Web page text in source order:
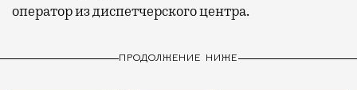
оператор из диспетчерского центра.
ПРОДОЛЖЕНИЕ НИЖЕ